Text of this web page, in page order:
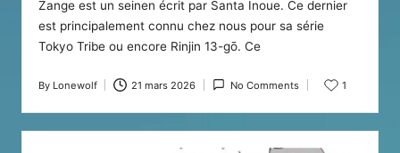
Zange est un seinen écrit par Santa Inoue. Ce dernier
est principalement connu chez nous pour sa série
Tokyo Tribe ou encore Rinjin 13-gō. Ce
Posted
by
By Lonewolf 21 mars 2026 No Comments 1